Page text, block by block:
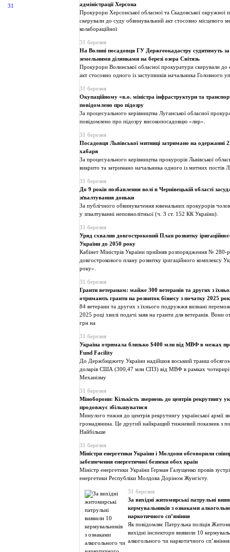
31
адміністрації Херсона
Прокурори Херсонської обласної та Скадовської окружної
скерували до суду обвинувальний акт стосовно місцевого
колабораційної
31 березня
На Волині посадовця ГУ Держгеокадастру судитимуть за
земельними ділянками на березі озера Світязь
Прокурори Волинської обласної прокуратури скерували до
акт стосовно одного із заступників начальника Головного
31 березня
Окупаційному «в.о. міністра інфраструктури та
повідомлено про підозру
За процесуального керівництва Луганської обласної
повідомлено про підозру високопосадовцю «лнр».
31 березня
Посадовця Львівської митниці затримано на
хабаря
За процесуального керівництва прокурорів Львівської
викрито та затримано начальника одного із митних постів
31 березня
До 9 років позбавлення волі в Чернівецькій області
зґвалтування доньки
За публічного обвинувачення ювенальних прокурорів
у зґвалтуванні неповнолітньої (ч. 3 ст. 152 КК України).
31 березня
Уряд схвалив довгостроковий План розвитку
України до 2050 року
Кабінет Міністрів України прийняв розпорядження № 280-
довгострокового плану розвитку іригаційного комплексу
року».
31 березня
Гранти ветеранам: майже 300 ветеранів та других з
отримають гранти на розвиток бізнесу з початку 2025
84 ветерани та других з їхнього подружжя визнані
2025 році хвилі подачі заяв на гранти для ветеранів. Вони
грн на
31 березня
Україна отримала близько $400 млн від МВФ в межах
Fund Facility
До Держбюджету України надійшов восьмий транш
доларів США (300,47 млн СПЗ) від МВФ в рамках
Механізму
31 березня
Міноборони: Кількість звернень до центрів рекрутингу
продовжує збільшуватися
Минулого тижня до центрів рекрутингу української армії
громадянина. Це другий найкращий тижневий показник з
Найбільше
31 березня
Міністри енергетики України і Молдови обговорили
забезпечення енергетичної безпеки обох країн
Міністр енергетики України Герман Галущенко провів
енергетики Республіки Молдова Доріном Жунгієту.
31 березня
За вихідні житомирські патрульні
кермувальників з ознаками
наркотичного сп’яніння
Як повідомляє Патрульна поліція
вихідні інспектори виявили 10
алкогольного чи наркотичного